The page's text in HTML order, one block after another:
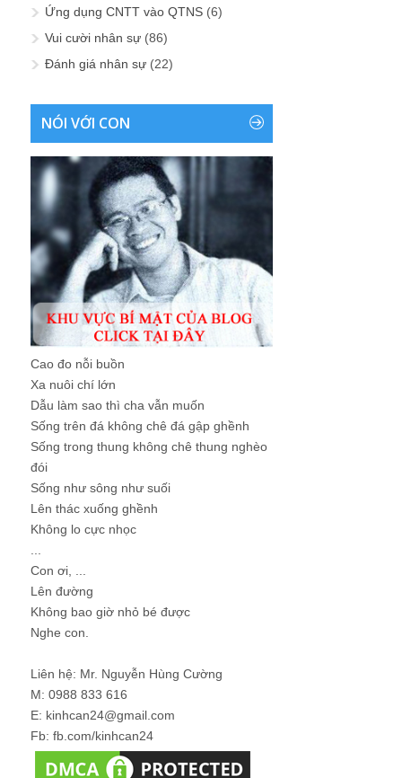
Ứng dụng CNTT vào QTNS (6)
Vui cười nhân sự (86)
Đánh giá nhân sự (22)
NÓI VỚI CON
Cao đo nỗi buồn
Xa nuôi chí lớn
Dẫu làm sao thì cha vẫn muốn
Sống trên đá không chê đá gập ghềnh
Sống trong thung không chê thung nghèo
đói
Sống như sông như suối
Lên thác xuống ghềnh
Không lo cực nhọc
Con ơi, ...
Lên đường
Không bao giờ nhỏ bé được
Nghe con.
Liên hệ: Mr. Nguyễn Hùng Cường
M: 0988 833 616
E: kinhcan24@gmail.com
Fb: fb.com/kinhcan24